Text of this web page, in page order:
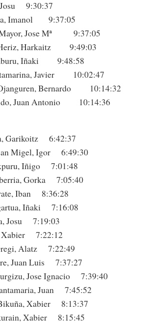
Josu 9:30:37
Imanol 9:37:05
Mayor, Jose Mª 9:37:05
Heriz, Harkaitz 9:49:03
Iñaki 9:48:58
Javier 10:02:47
Ojanguren, Bernardo 10:14:32
Juan Antonio 10:14:36
Garikoitz 6:42:37
Migel, Igor 6:49:30
Iñigo 7:01:48
Gorka 7:05:40
Iban 8:36:28
Iñaki 7:16:08
Josu 7:19:03
Xabier 7:22:12
Alatz 7:22:49
Juan Luis 7:37:27
Jose Ignacio 7:39:40
Juan 7:45:52
Xabier 8:13:37
Xabier 8:15:45